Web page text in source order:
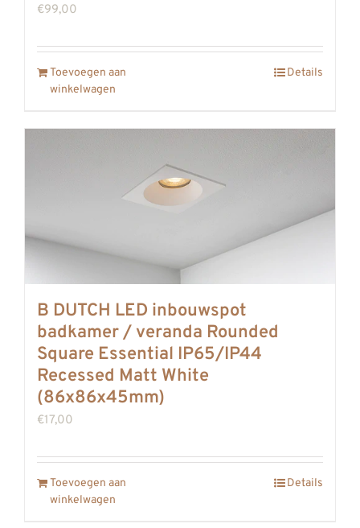
€99,00
Toevoegen aan
winkelwagen
Details
B DUTCH LED inbouwspot
badkamer / veranda Rounded
Square Essential IP65/IP44
Recessed Matt White
(86x86x45mm)
€17,00
Toevoegen aan
winkelwagen
Details